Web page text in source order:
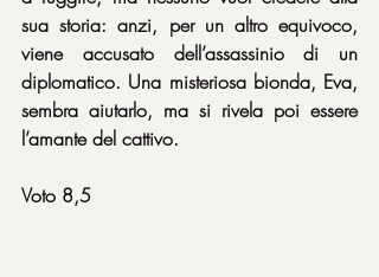
sua storia: anzi, per un altro equivoco,
viene accusato dell’assassinio di un
diplomatico. Una misteriosa bionda, Eva,
sembra aiutarlo, ma si rivela poi essere
l’amante del cattivo.
Voto 8,5